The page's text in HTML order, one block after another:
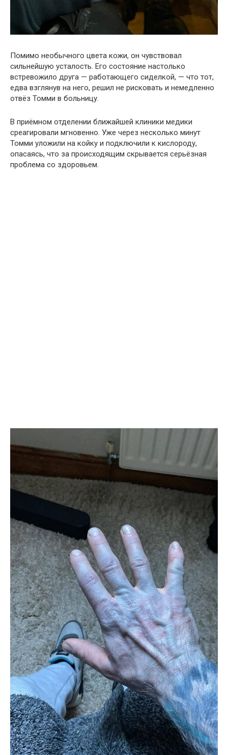
Помимо необычного цвета кожи, он чувствовал
сильнейшую усталость. Его состояние настолько
встревожило друга — работающего сиделкой, — что тот,
едва взглянув на него, решил не рисковать и немедленно
отвёз Томми в больницу.
В приёмном отделении ближайшей клиники медики
среагировали мгновенно. Уже через несколько минут
Томми уложили на койку и подключили к кислороду,
опасаясь, что за происходящим скрывается серьёзная
проблема со здоровьем.